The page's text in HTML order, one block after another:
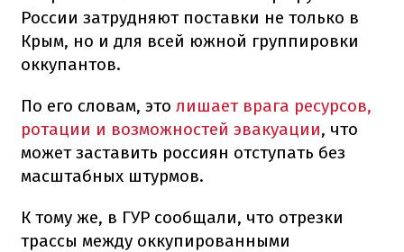
России затрудняют поставки не только в
Крым, но и для всей южной группировки
оккупантов.
По его словам, это лишает врага ресурсов,
ротации и возможностей эвакуации, что
может заставить россиян отступать без
масштабных штурмов.
К тому же, в ГУР сообщали, что отрезки
трассы между оккупированными